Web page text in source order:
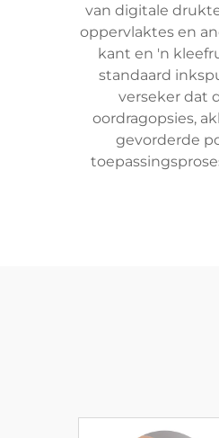
van digitale
oppervlaktes en
kant en 'n
standaard
verseker dat
oordragopsies,
gevorderde